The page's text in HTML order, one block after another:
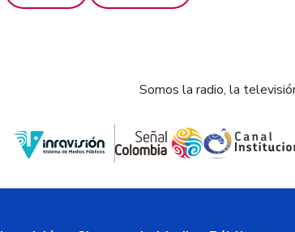
Somos la radio, la